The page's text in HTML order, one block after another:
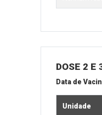
DOSE 2 E
Data de
Unidade